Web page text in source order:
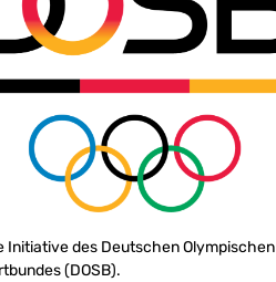
Initiative des Deutschen Olympischen
(DOSB).